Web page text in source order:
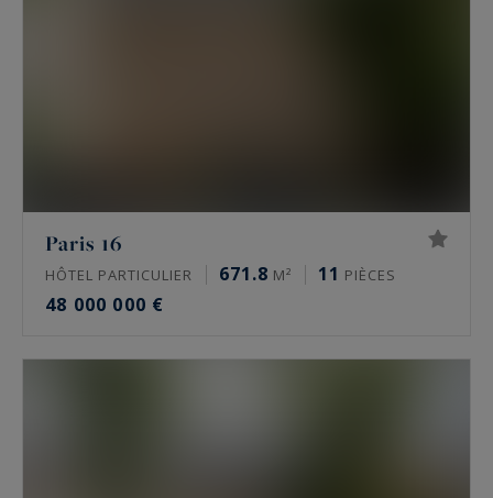
Paris 16
HÔTEL PARTICULIER 671.8 M² 11 PIÈCES
48 000 000 €